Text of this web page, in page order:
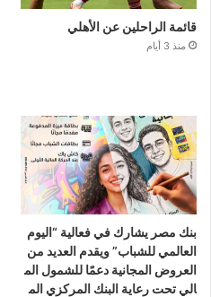
قائمة الراحلين عن الأهلي
منذ 3 أيام
بنك مصر يشارك في فعالية “اليوم
العالمي للشباب” ويقدم العديد من
العروض المجانية دعمًا للشمول الم
الي تحت رعاية البنك المركزي الم